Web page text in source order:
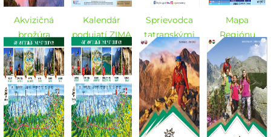
Akvizičná
brožúra
Vysoké Tatry -
SK 2023
Kalendár
podujatí ZIMA
2023/2024
Sprievodca
tatranskými
zážitkami -
ZIMA
2023/2024 -
SK / EN
Mapa
Regiónu
Vysoké Tatry -
ZIMA
2023/2024